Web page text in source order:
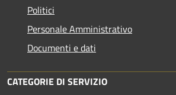
Politici
Personale Amministrativo
Documenti e dati
CATEGORIE DI SERVIZIO